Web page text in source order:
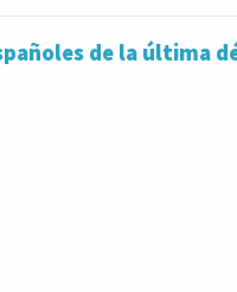
de la última